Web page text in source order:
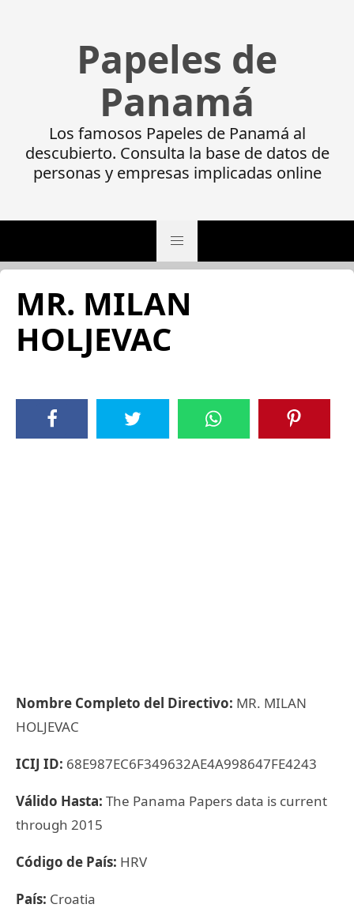
Papeles de
Panamá
Los famosos Papeles de Panamá al
descubierto. Consulta la base de datos de
personas y empresas implicadas online
MR. MILAN
HOLJEVAC
Nombre Completo del Directivo: MR. MILAN
HOLJEVAC
ICIJ ID: 68E987EC6F349632AE4A998647FE4243
Válido Hasta: The Panama Papers data is current
through 2015
Código de País: HRV
País: Croatia